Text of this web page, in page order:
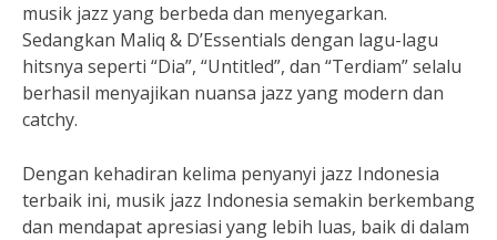
musik jazz yang berbeda dan menyegarkan.
Sedangkan Maliq & D’Essentials dengan lagu-lagu
hitsnya seperti “Dia”, “Untitled”, dan “Terdiam” selalu
berhasil menyajikan nuansa jazz yang modern dan
catchy.
Dengan kehadiran kelima penyanyi jazz Indonesia
terbaik ini, musik jazz Indonesia semakin berkembang
dan mendapat apresiasi yang lebih luas, baik di dalam